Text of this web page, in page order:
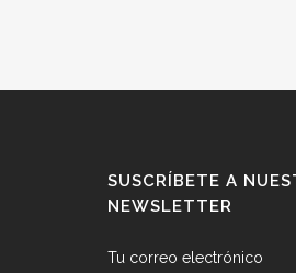
SUSCRÍBETE A
NEWSLETTER
Tu correo electrónico